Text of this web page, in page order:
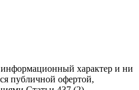
характер и ни
публичной офертой,